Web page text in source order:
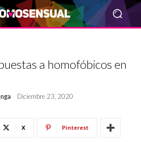
a homofóbicos en
Diciembre 23, 2020
X Pinterest